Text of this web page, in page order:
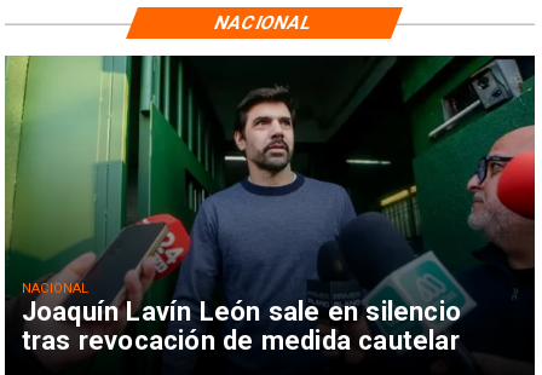
Joaquín Lavín León sale en silencio
tras revocación de medida cautelar
NACIONAL
NACIONAL